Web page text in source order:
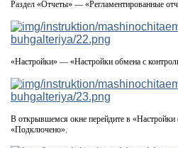
Раздел «Отчеты» — «Регламентированные
«Настройки» — «Настройки обмена с
В открывшемся окне перейдите в
«Подключено».